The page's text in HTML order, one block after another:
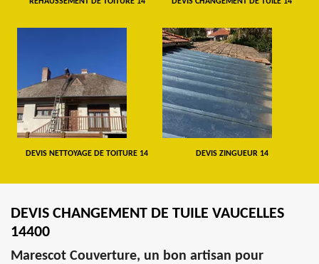
DEVIS NETTOYAGE DE TOITURE 14 DEVIS ZINGUEUR 14
DEVIS CHANGEMENT DE TUILE VAUCELLES
14400
Marescot Couverture, un bon artisan pour